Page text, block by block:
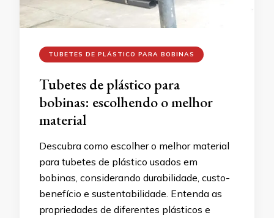
TUBETES DE PLÁSTICO PARA BOBINAS
Tubetes de plástico para
bobinas: escolhendo o melhor
material
Descubra como escolher o melhor material
para tubetes de plástico usados em
bobinas, considerando durabilidade, custo-
benefício e sustentabilidade. Entenda as
propriedades de diferentes plásticos e